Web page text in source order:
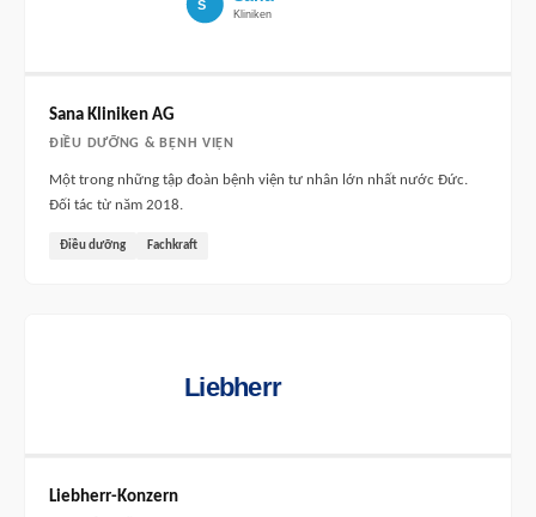
Sana Kliniken AG
ĐIỀU DƯỠNG & BỆNH VIỆN
Một trong những tập đoàn bệnh viện tư nhân lớn nhất nước Đức.
Đối tác từ năm 2018.
Điều dưỡng Fachkraft
Liebherr-Konzern